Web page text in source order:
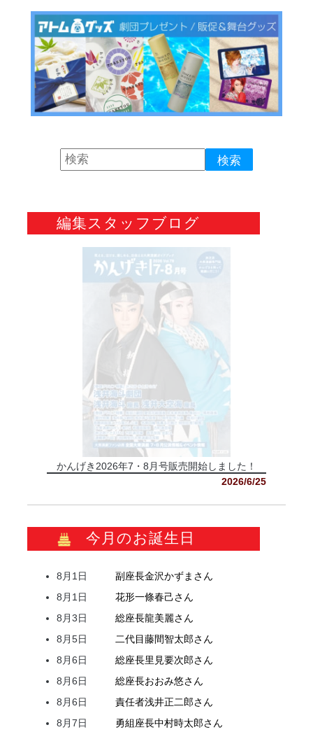
編集スタッフブログ
かんげき2026年7・8月号販売開始しました！
2026/6/25
今月のお誕生日
8月1日 副座長金沢かずま さん
8月1日
花形一條春己さん
8月3日
総座長龍美麗さん
8月5日
二代目藤間智太郎さん
8月6日
総座長里見要次郎さん
8月6日
総座長おおみ悠さん
8月6日
責任者浅井正二郎さん
8月7日
勇組座長中村時太郎さん